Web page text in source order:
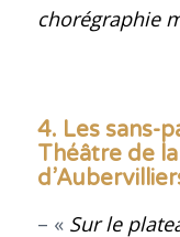
chorégraphie
4. Les sans-
Théâtre de
– « Sur le